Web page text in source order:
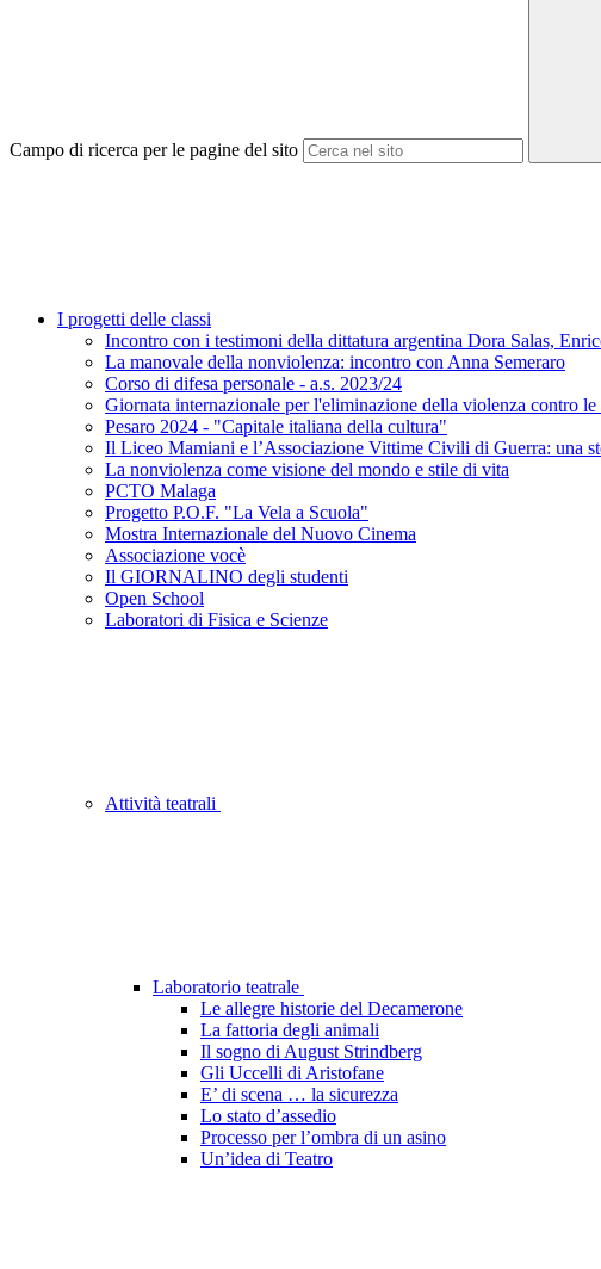
Campo di ricerca per le pagine del sito
I progetti delle classi
Incontro con i testimoni della dittatura argentina Dora Salas,
La manovale della nonviolenza: incontro con Anna Semeraro
Corso di difesa personale - a.s. 2023/24
Giornata internazionale per l'eliminazione della violenza contro
Pesaro 2024 - "Capitale italiana della cultura"
Il Liceo Mamiani e l’Associazione Vittime Civili di Guerra: una
La nonviolenza come visione del mondo e stile di vita
PCTO Malaga
Progetto P.O.F. "La Vela a Scuola"
Mostra Internazionale del Nuovo Cinema
Associazione vocè
Il GIORNALINO degli studenti
Open School
Laboratori di Fisica e Scienze
Attività teatrali
Laboratorio teatrale
Le allegre historie del Decamerone
La fattoria degli animali
Il sogno di August Strindberg
Gli Uccelli di Aristofane
E’ di scena … la sicurezza
Lo stato d’assedio
Processo per l’ombra di un asino
Un’idea di Teatro